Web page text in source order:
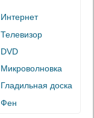
Интернет
Телевизор
DVD
Микроволновка
Гладильная доска
Фен